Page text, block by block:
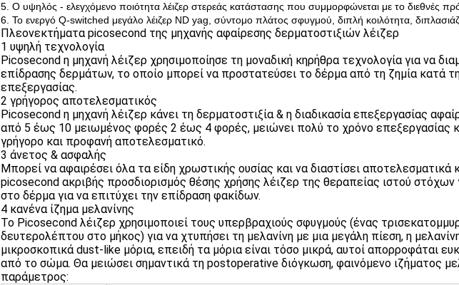
5. Ο υψηλός - ελεγχόμενο ποιότητα λέιζερ στερεάς κατάστασης που συμμορφώνεται με το διεθνές
6. Το ενεργό Q-switched μεγάλο λέιζερ ND yag, σύντομο πλάτος σφυγμού, διπλή κοιλότητα,
Πλεονεκτήματα picosecond της μηχανής αφαίρεσης δερματοστιξιών λέιζερ
1 υψηλή τεχνολογία
Picosecond η μηχανή λέιζερ χρησιμοποίησε τη μοναδική κηρήθρα τεχνολογία για να
επίδρασης δερμάτων, το οποίο μπορεί να προστατεύσει το δέρμα από τη ζημία κατά
επεξεργασίας.
2 γρήγορος αποτελεσματικός
Picosecond η μηχανή λέιζερ κάνει τη δερματοστιξία & η διαδικασία επεξεργασίας
από 5 έως 10 μειωμένος φορές 2 έως 4 φορές, μειώνει πολύ το χρόνο επεξεργασίας
γρήγορο και προφανή αποτελεσματικό.
3 άνετος & ασφαλής
Μπορεί να αφαιρέσει όλα τα είδη χρωστικής ουσίας και να διαστίσει αποτελεσματικά
picosecond ακριβής προσδιορισμός θέσης χρήσης λέιζερ της θεραπείας ιστού στόχων
στο δέρμα για να επιτύχει την επίδραση φακίδων.
4 κανένα ίζημα μελανίνης
Το Picosecond λέιζερ χρησιμοποιεί τους υπερβραχιούς σφυγμούς (ένας
δευτερολέπτου στο μήκος) για να χτυπήσει τη μελανίνη με μια μεγάλη πίεση, η
μικροσκοπικά dust-like μόρια, επειδή τα μόρια είναι τόσο μικρά, αυτοί απορροφάται
από το σώμα. Θα μειώσει σημαντικά τη postoperative διόγκωση, φαινόμενο ιζήματος
παράμετρος: